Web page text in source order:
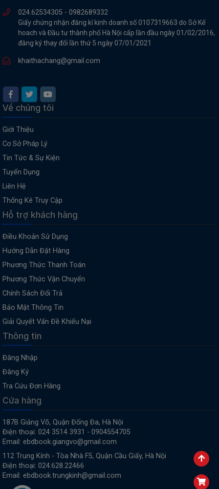
024.62534305 - 0982689332
Giấy chứng nhận đăng kí kinh doanh số 0107319663 do Sở Kế
hoach và Đầu tư thành phố Hà Nội cấp lần đầu ngày 01/02/2016,
đăng ký thay đổi lần thứ 5 ngày 07/01/2021
khaithachang@gmail.com
Về chúng tôi
Giới Thiệu
Cơ Sở Pháp Lý
Tin Tức & Sự Kiện
Tuyển Dụng
Liên Hệ
Thống Kê Truy Cập
Hỗ trợ khách hàng
Điều Khoản Sử Dụng
Hướng Dẫn Đặt Hàng
Phương Thức Thanh Toán
Phương Thức Vận Chuyển
Chính Sách Đổi Trả
Bảo Mật Thông Tin
Giải Quyết Vấn Đề Khiếu Nại
Thông tin
Đăng Nhập
Đăng Ký
Tra Cứu Đơn Hàng
Cửa hàng
187B Giảng Võ, Quận Đống Đa, Hà Nội
Điện thoại: 024 3514 3931 - 0904554705
Email: ebdbook.giangvo@gmail.com
112 Trung Kính - Tòa Nhà F5, Quận Cầu Giấy, Hà Nội
Điện thoại: 024.628.22466
Email: ebdbook.trungkinh@gmail.com